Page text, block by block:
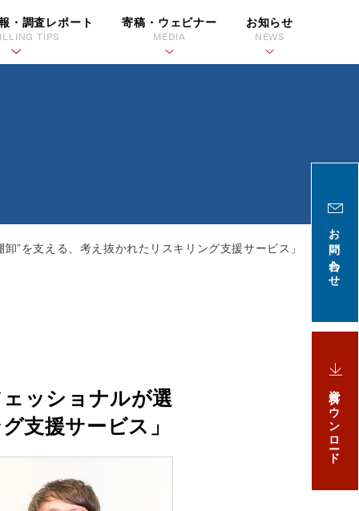
・調査レポート
TIPS
寄稿・ウェビナー
MEDIA
お知らせ
NEWS
お問い合わせ
資料ダウンロード
を支える、考え抜かれたリスキリング支援サービス」
ッショナルが選
支援サービス」